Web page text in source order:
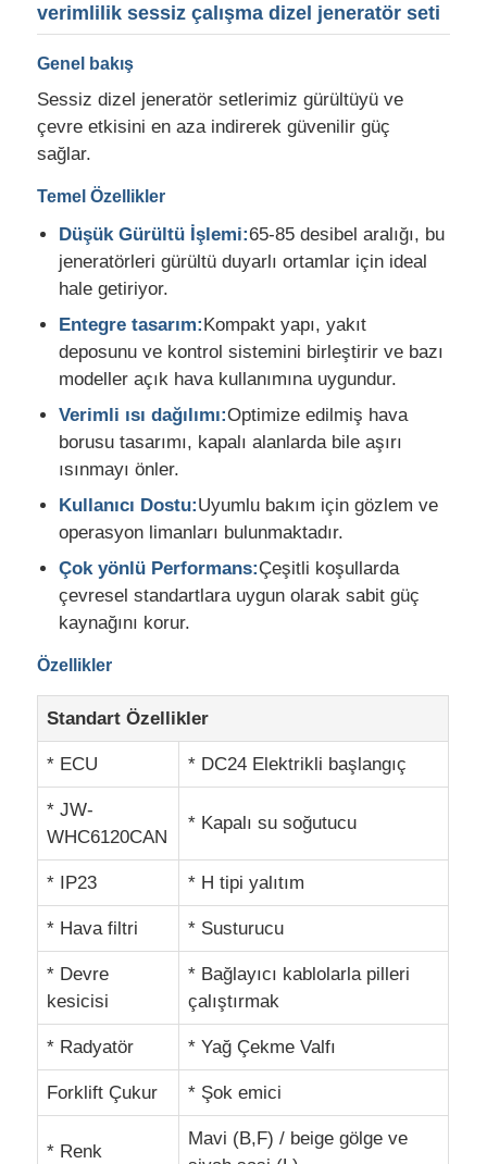
Hakkımızda
Fabrika turu
Kalite kontrol
Bize ulaşın
Tüm servis talepleri
sessiz dizel jeneratör seti
Dizel jeneratör seti
benzinli jeneratör seti
Jeneratör aksesuarları
Hareketli aydınlatma aracı
verimlilik sessiz çalışma dizel jeneratör seti
Genel bakış
Sessiz dizel jeneratör setlerimiz gürültüyü ve
çevre etkisini en aza indirerek güvenilir güç
sağlar.
Temel Özellikler
Düşük Gürültü İşlemi:65-85 desibel aralığı, bu
jeneratörleri gürültü duyarlı ortamlar için ideal
hale getiriyor.
Entegre tasarım:Kompakt yapı, yakıt
deposunu ve kontrol sistemini birleştirir ve bazı
modeller açık hava kullanımına uygundur.
Verimli ısı dağılımı:Optimize edilmiş hava
borusu tasarımı, kapalı alanlarda bile aşırı
ısınmayı önler.
Kullanıcı Dostu:Uyumlu bakım için gözlem ve
operasyon limanları bulunmaktadır.
Çok yönlü Performans:Çeşitli koşullarda
çevresel standartlara uygun olarak sabit güç
kaynağını korur.
Özellikler
Standart Özellikler
* ECU * DC24 Elektrikli başlangıç
* JW-
WHC6120CAN
* Kapalı su soğutucu
* IP23 * H tipi yalıtım
* Hava filtri * Susturucu
* Devre
kesicisi
* Bağlayıcı kablolarla pilleri
çalıştırmak
* Radyatör * Yağ Çekme Valfı
Forklift Çukur * Şok emici
* Renk
Mavi (B,F) / beige gölge ve